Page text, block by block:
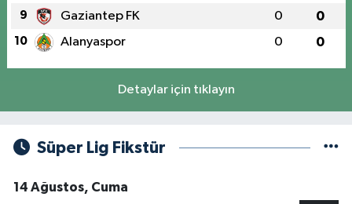
9 Gaziantep FK 0 0
10 Alanyaspor 0 0
Detaylar için tıklayın
Süper Lig Fikstür
14 Ağustos, Cuma